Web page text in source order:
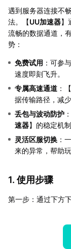
遇到服务器连接不
法。【UU加速器】
流畅的数据通道，
势：
免费试用 ：可参
速度即刻飞升。
专属高速通道 ：【
据传输路径，减
丢包与波动防护
速器】的稳定机
灵活区服切换 ：
来的异常，帮助
1. 使用步骤
第一步：通过下方